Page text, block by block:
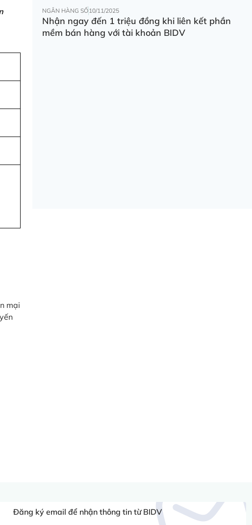
mại
NGÂN HÀNG SỐ10/11/2025
Nhận ngay đến 1 triệu đồng khi liên kết phần
mềm bán hàng với tài khoản BIDV
Đăng ký email để nhận thông tin từ BIDV